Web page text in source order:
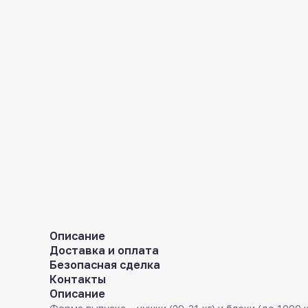
Описание
Доставка и оплата
Безопасная сделка
Контакты
Описание